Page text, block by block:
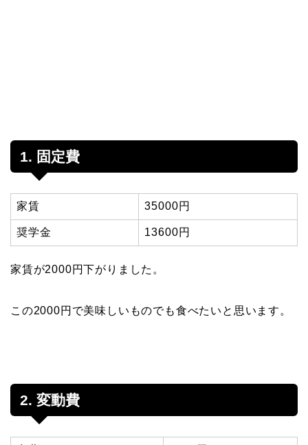
1. 固定費
家賃 35000円
奨学金 13600円
家賃が2000円下がりました。
この2000円で美味しいものでも食べたいと思います。
2. 変動費